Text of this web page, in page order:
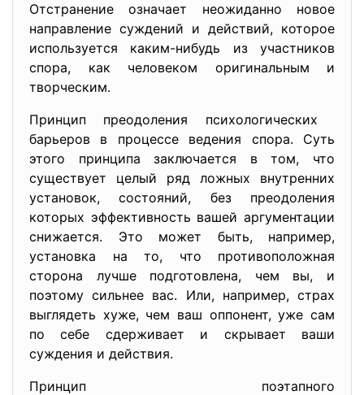
Отстранение означает неожиданно новое
направление суждений и действий, которое
используется каким-нибудь из участников
спора, как человеком оригинальным и
творческим.
Принцип преодоления психологических
барьеров в процессе ведения спора. Суть
этого принципа заключается в том, что
существует целый ряд ложных внутренних
установок, состояний, без преодоления
которых эффективность вашей аргументации
снижается. Это может быть, например,
установка на то, что противоположная
сторона лучше подготовлена, чем вы, и
поэтому сильнее вас. Или, например, страх
выглядеть хуже, чем ваш оппонент, уже сам
по себе сдерживает и скрывает ваши
суждения и действия.
Принцип поэтапного